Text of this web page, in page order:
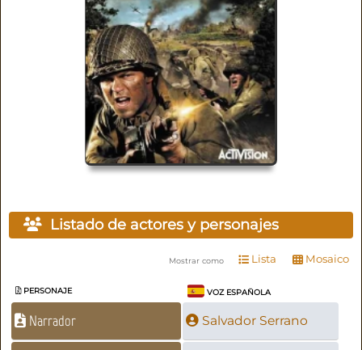
Listado de actores y personajes
Mostrar como Lista Mosaico
PERSONAJE VOZ ESPAÑOLA
Narrador Salvador Serrano